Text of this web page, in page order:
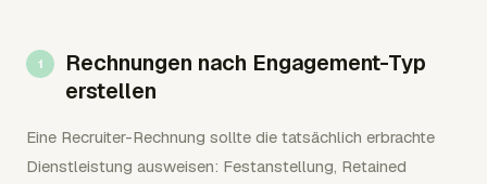
Rechnungen nach Engagement-Typ
erstellen
Eine Recruiter-Rechnung sollte die tatsächlich erbrachte
Dienstleistung ausweisen: Festanstellung, Retained